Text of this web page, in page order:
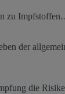
der
die